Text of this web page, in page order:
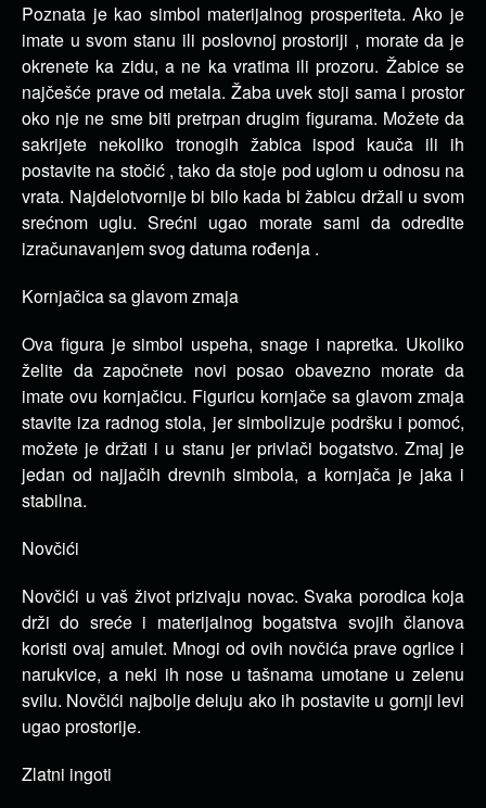
Poznata je kao simbol materijalnog prosperiteta. Ako je
imate u svom stanu ili poslovnoj prostoriji , morate da je
okrenete ka zidu, a ne ka vratima ili prozoru. Žabice se
najčešće prave od metala. Žaba uvek stoji sama i prostor
oko nje ne sme biti pretrpan drugim figurama. Možete da
sakrijete nekoliko tronogih žabica ispod kauča ili ih
postavite na stočić , tako da stoje pod uglom u odnosu na
vrata. Najdelotvornije bi bilo kada bi žabicu držali u svom
srećnom uglu. Srećni ugao morate sami da odredite
izračunavanjem svog datuma rođenja .
Kornjačica sa glavom zmaja
Ova figura je simbol uspeha, snage i napretka. Ukoliko
želite da započnete novi posao obavezno morate da
imate ovu kornjačicu. Figuricu kornjače sa glavom zmaja
stavite iza radnog stola, jer simbolizuje podršku i pomoć,
možete je držati i u stanu jer privlači bogatstvo. Zmaj je
jedan od najjačih drevnih simbola, a kornjača je jaka i
stabilna.
Novčići
Novčići u vaš život prizivaju novac. Svaka porodica koja
drži do sreće i materijalnog bogatstva svojih članova
koristi ovaj amulet. Mnogi od ovih novčića prave ogrlice i
narukvice, a neki ih nose u tašnama umotane u zelenu
svilu. Novčići najbolje deluju ako ih postavite u gornji levi
ugao prostorije.
Zlatni ingoti